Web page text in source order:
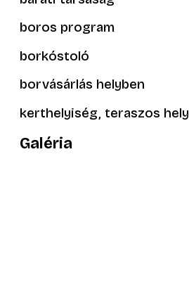
boros program
borkóstoló
borvásárlás helyben
kerthelyiség, teraszos hely
Galéria